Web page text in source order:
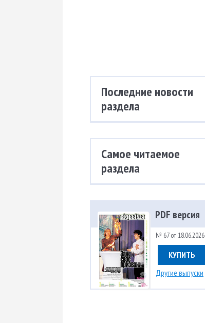
Последние новости
раздела
Самое читаемое
раздела
PDF версия
№ 67 от 18.06.2026
КУПИТЬ
Другие выпуски